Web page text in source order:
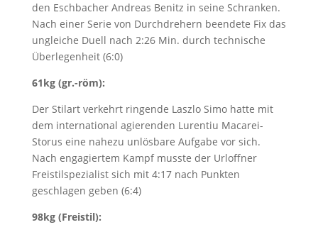
den Eschbacher Andreas Benitz in seine Schranken.
Nach einer Serie von Durchdrehern beendete Fix das
ungleiche Duell nach 2:26 Min. durch technische
Überlegenheit (6:0)
61kg (gr.-röm):
Der Stilart verkehrt ringende Laszlo Simo hatte mit
dem international agierenden Lurentiu Macarei-
Storus eine nahezu unlösbare Aufgabe vor sich.
Nach engagiertem Kampf musste der Urloffner
Freistilspezialist sich mit 4:17 nach Punkten
geschlagen geben (6:4)
98kg (Freistil):